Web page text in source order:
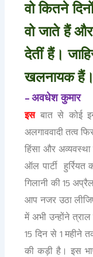
वो कितने
वो जाते हैं
देतीं हैं।
खलनायक हैं।
–अवधेश कुमार
इसबात से कोई
अलगाववादी तत्व
हिंसा और
ऑल पार्टी
गिलानी की 15
आप नजर उठा
में अभी उन्होंने
15 दिन से 1 महीने
की कड़ी है। इस